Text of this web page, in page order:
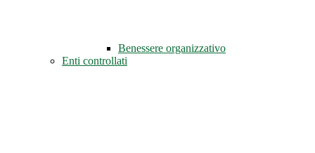
Benessere organizzativo
Enti controllati